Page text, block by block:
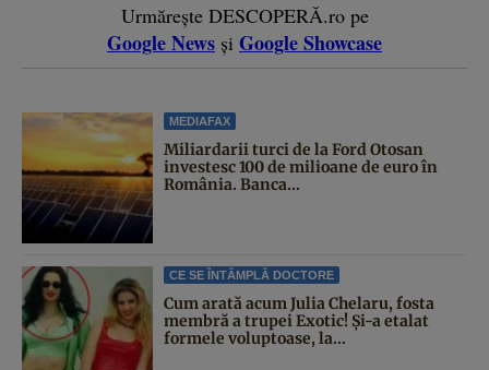
Urmărește DESCOPERĂ.ro pe
Google News și Google Showcase
MEDIAFAX
Miliardarii turci de la Ford Otosan
investesc 100 de milioane de euro în
România. Banca...
CE SE ÎNTÂMPLĂ DOCTORE
Cum arată acum Julia Chelaru, fosta
membră a trupei Exotic! Și-a etalat
formele voluptoase, la...